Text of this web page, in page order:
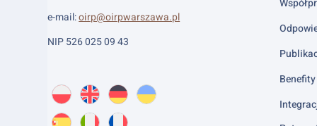
e-mail:oirp@oirpwarszawa.pl
NIP 526 025 09 43
Wybierz
język:
PL
O
nas
EN
About
us
DE
About
us
UK
About